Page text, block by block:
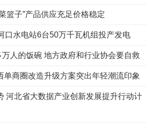
篮子”产品供应充足价格稳定
口水电站6台50万千瓦机组投产发电
万人的饭碗 地方政府和行业协会要自救
单商圈改造升级方案突出年轻潮流印象
河北省大数据产业创新发展提升行动计